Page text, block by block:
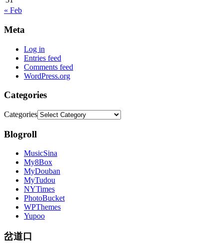
« Feb
Meta
Log in
Entries feed
Comments feed
WordPress.org
Categories
Categories
Blogroll
MusicSina
My8Box
MyDouban
MyTudou
NYTimes
PhotoBucket
WPThemes
Yupoo
岔道口